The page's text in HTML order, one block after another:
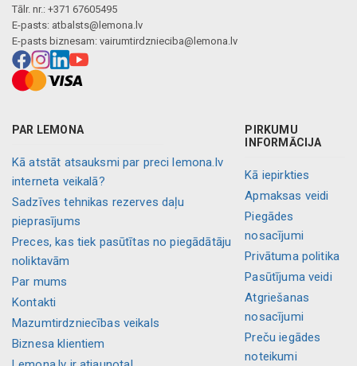
Tālr. nr.: +371 67605495
E-pasts: atbalsts@lemona.lv
E-pasts biznesam: vairumtirdznieciba@lemona.lv
PAR LEMONA
Kā atstāt atsauksmi par preci lemona.lv
interneta veikalā?
Sadzīves tehnikas rezerves daļu
pieprasījums
Preces, kas tiek pasūtītas no piegādātāju
noliktavām
Par mums
Kontakti
Mazumtirdzniecības veikals
Biznesa klientiem
PIRKUMU
INFORMĀCIJA
Kā iepirkties
Apmaksas veidi
Piegādes
nosacījumi
Privātuma politika
Pasūtījuma veidi
Atgriešanas
nosacījumi
Preču iegādes
noteikumi